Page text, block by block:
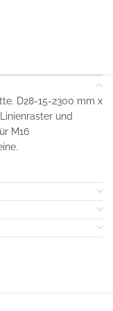
D28-15-2300 mm x
und
M16